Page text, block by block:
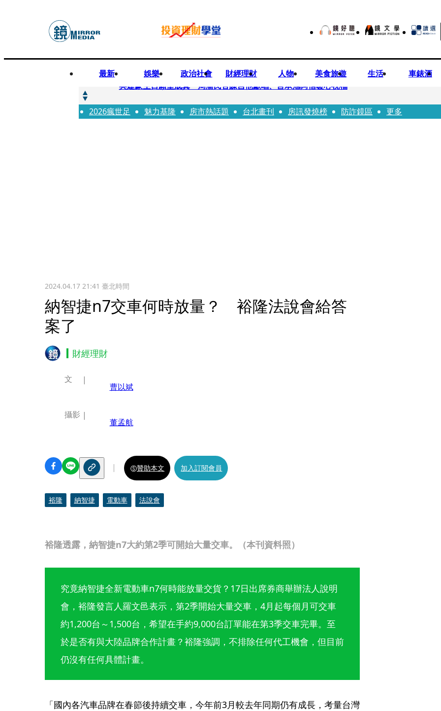
最新 娛樂 政治社會 財經理財 人物 美食旅遊 生活 車錶酒
快訊
吳建豪生日願望成真 周渝民苦練吉他獻唱、言承旭阿信暖心祝福
快訊
42歲情色片女星宣布閃嫁「前職棒投手」！ 她甜讚老公「投球速度快」：擄獲我的心
2026瘋世足 魅力基隆 房市熱話題 台北畫刊 房訊發燒榜 防詐鏡區 更多
2024.04.17 21:41 臺北時間
納智捷n7交車何時放量？ 裕隆法說會給答
案了
財經理財
裕隆透露，納智捷n7大約第2季可開始大量交車。（本刊資料照）
文
曹以斌
攝影
董孟航
贊助本文 加入訂閱會員
裕隆 納智捷 電動車 法說會
究竟納智捷全新電動車n7何時能放量交貨？17日出席券商舉辦法人說明
會，裕隆發言人羅文邑表示，第2季開始大量交車，4月起每個月可交車
約1,200台～1,500台，希望在手約9,000台訂單能在第3季交車完畢。至
於是否有與大陸品牌合作計畫？裕隆強調，不排除任何代工機會，但目前
仍沒有任何具體計畫。
「國內各汽車品牌在春節後持續交車，今年前3月較去年同期仍有成長，考量台灣